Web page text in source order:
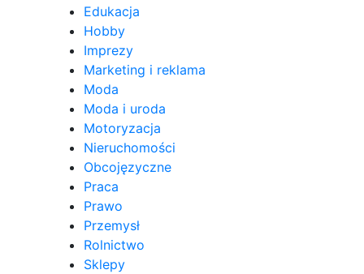
Edukacja
Hobby
Imprezy
Marketing i reklama
Moda
Moda i uroda
Motoryzacja
Nieruchomości
Obcojęzyczne
Praca
Prawo
Przemysł
Rolnictwo
Sklepy